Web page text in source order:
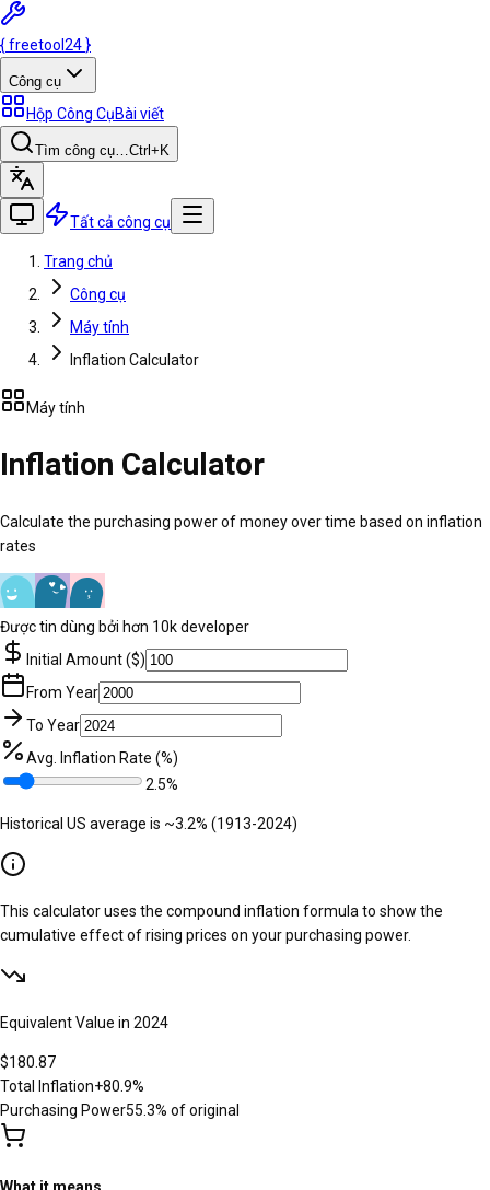
{freetool 24 }
Công cụ
Hộp Công CụBài viết
Tìm công cụ…Ctrl +K
Tất cả công cụ
Trang chủ
Công cụ
Máy tính
Inflation Calculator
Máy tính
Inflation Calculator
Calculate the purchasing power of money over time based on inflation
rates
Được tin dùng bởi hơn 10k developer
Initial Amount ($)
From Year
To Year
Avg. Inflation Rate (%)
2.5%
Historical US average is ~3.2% (1913-2024)
This calculator uses the compound inflation formula to show the
cumulative effect of rising prices on your purchasing power.
Equivalent Value in 2024
$180.87
Total Inflation+80.9%
Purchasing Power55.3% of original